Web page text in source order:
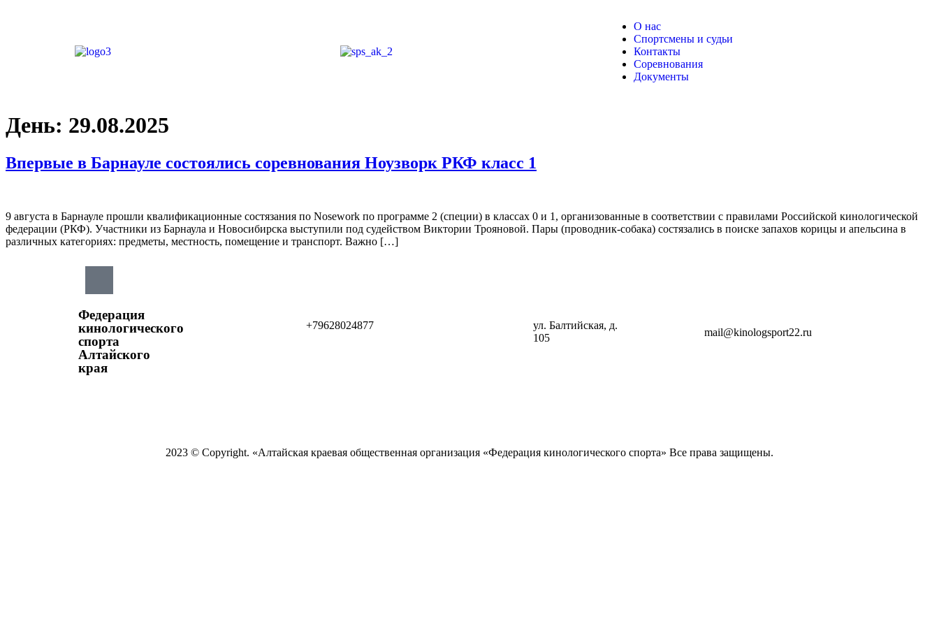
О нас
Спортсмены и судьи
Контакты
Соревнования
Документы
День: 29.08.2025
Впервые в Барнауле состоялись соревнования Ноузворк РКФ класс 1
9 августа в Барнауле прошли квалификационные состязания по Nosework по программе 2 (специи) в классах 0 и 1, организованные в соответствии с правилами Российской кинологической
федерации (РКФ). Участники из Барнаула и Новосибирска выступили под судейством Виктории Трояновой. Пары (проводник-собака) состязались в поиске запахов корицы и апельсина в
различных категориях: предметы, местность, помещение и транспорт. Важно […]
Федерация
кинологического
спорта
Алтайского
края
+79628024877
ул. Балтийская, д.
105
mail@kinologsport22.ru
2023 © Copyright. «Алтайская краевая общественная организация «Федерация кинологического спорта» Все права защищены.